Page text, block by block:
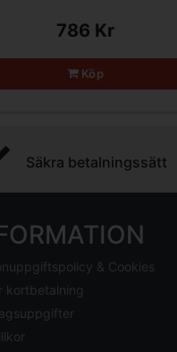
786 Kr
Köp
Säkra betalningssätt
& Cookies
kortbetalning